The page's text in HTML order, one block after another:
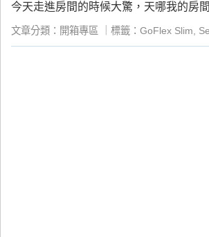
今天走進房間的時候大驚，天哪我的房
文章分類： 開箱專區 標籤： GoFlex Slim